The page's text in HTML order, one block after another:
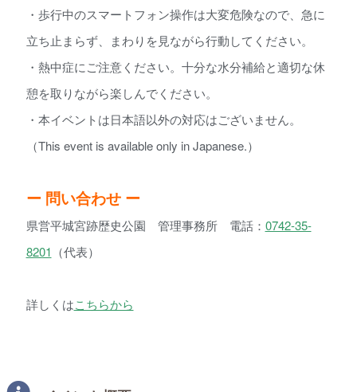
・歩行中のスマートフォン操作は大変危険なので、急に
立ち止まらず、まわりを見ながら行動してください。
・熱中症にご注意ください。十分な水分補給と適切な休
憩を取りながら楽しんでください。
・本イベントは日本語以外の対応はございません。
（This event is available only in Japanese.）
ー 問い合わせ ー
県営平城宮跡歴史公園 管理事務所 電話： 0742-35-
8201 （代表）
詳しくはこちらから